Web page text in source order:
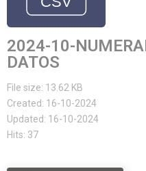
2024-10-
DATOS
File size: 13.62 KB
Created: 16-10-2024
Updated: 16-10-2024
Hits: 37